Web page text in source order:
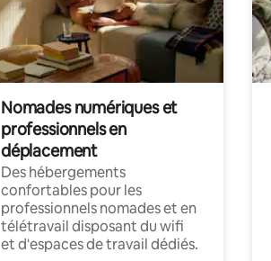
Nomades numériques et
professionnels en
déplacement
Des hébergements
confortables pour les
professionnels nomades et en
télétravail disposant du wifi
et d'espaces de travail dédiés.